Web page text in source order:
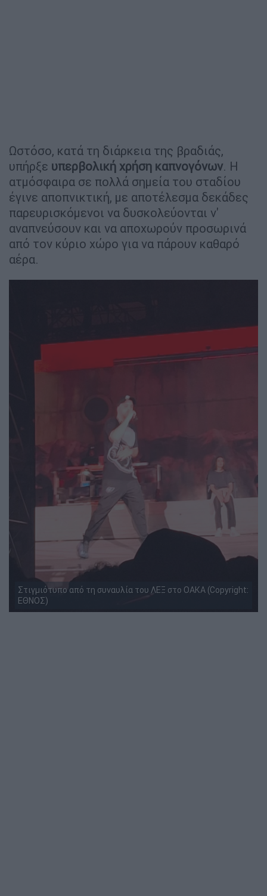
Ωστόσο, κατά τη διάρκεια της βραδιάς,
υπήρξε υπερβολική χρήση καπνογόνων. Η
ατμόσφαιρα σε πολλά σημεία του σταδίου
έγινε αποπνικτική, με αποτέλεσμα δεκάδες
παρευρισκόμενοι να δυσκολεύονται ν'
αναπνεύσουν και να αποχωρούν προσωρινά
από τον κύριο χώρο για να πάρουν καθαρό
αέρα.
Στιγμιότυπο από τη συναυλία του ΛΕΞ στο ΟΑΚΑ (Copyright:
ΕΘΝΟΣ)